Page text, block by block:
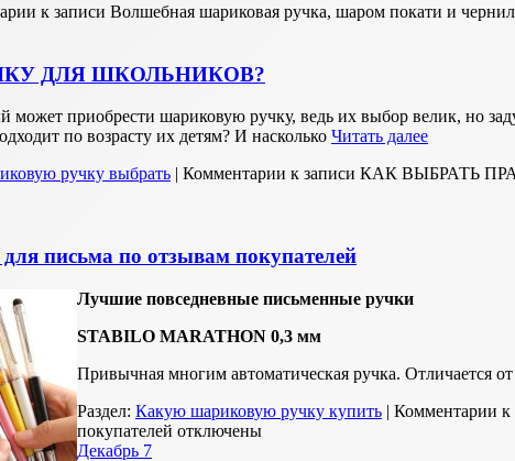
к записи Волшебная шариковая ручка, шаром покати и
ДЛЯ ШКОЛЬНИКОВ?
приобрести шариковую ручку, ведь их выбор велик, но
по возрасту их детям? И насколько Читать далее
ручку выбрать | Комментарии к записи КАК ВЫБРАТЬ
письма по отзывам покупателей
Лучшие повседневные письменные ручки
STABILO MARATHON 0,3 мм
Привычная многим автоматическая ручка. Отличается
Раздел: Какую шариковую ручку купить | Комментарии к
покупателей отключены
Декабрь 7